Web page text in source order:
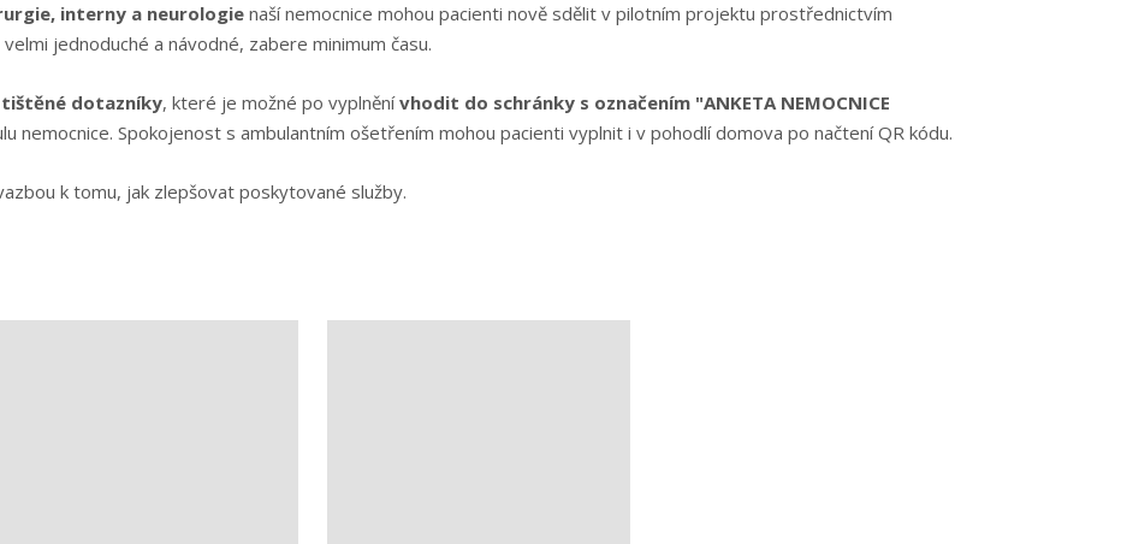
interny a neurologie naší nemocnice mohou pacienti nově sdělit v pilotním projektu prostřednictvím
velmi jednoduché a návodné, zabere minimum času.
tištěné dotazníky, které je možné po vyplněnívhodit do schránky s označením "ANKETA NEMOCNICE
nemocnice. Spokojenost s ambulantním ošetřením mohou pacienti vyplnit i v pohodlí domova po načtení QR kódu.
k tomu, jak zlepšovat poskytované služby.